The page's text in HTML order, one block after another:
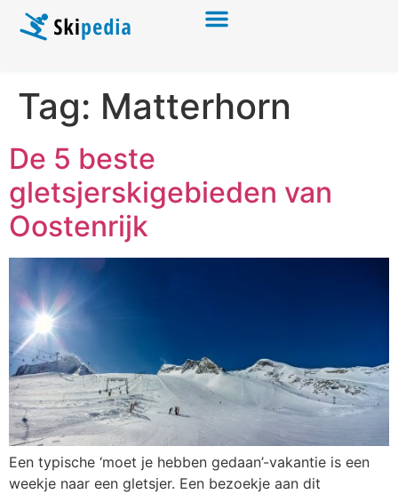
Tag: Matterhorn
De 5 beste
gletsjerskigebieden van
Oostenrijk
Een typische ‘moet je hebben gedaan’-vakantie is een
weekje naar een gletsjer. Een bezoekje aan dit